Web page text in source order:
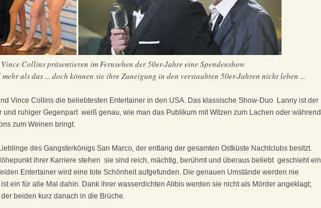
Collins präsentieren im Fernsehen der 50er-Jahre eine Spendenshow
als das ... doch können sie ihre Zuneigung in den verstaubten 50er-Jahren nicht leben ...
Vince Collins die beliebtesten Entertainer in den USA. Das klassische Show-Duo ­ Lanny ist der
ruhiger Gegenpart ­ weiß genau, wie man das Publikum mit Witzen zum Lachen oder während
zum Weinen bringt.
des Gangsterkönigs San Marco, der entlang der gesamten Ostküste Nachtclubs besitzt.
ihrer Karriere stehen ­ sie sind reich, mächtig, berühmt und überaus beliebt ­ geschieht ein
Entertainer wird eine tote Schönheit aufgefunden. Die genauen Umstände werden nie
ein für alle Mal dahin. Dank ihrer wasserdichten Alibis werden sie nicht als Mörder angeklagt;
beiden kurz danach in die Brüche.